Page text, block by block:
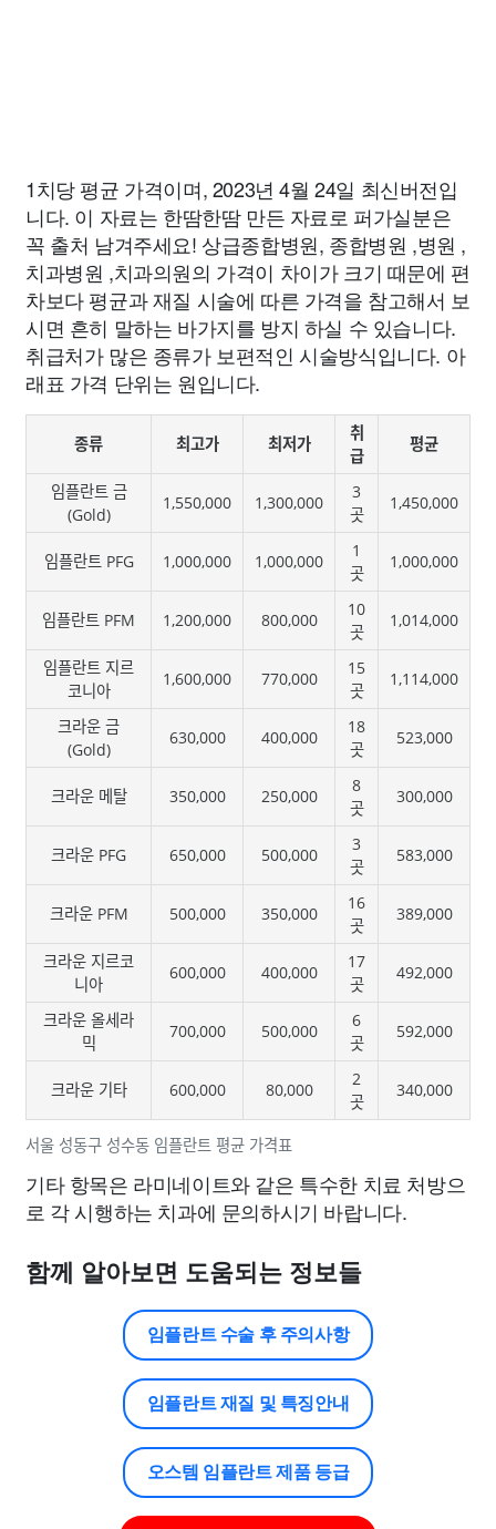
1치당 평균 가격이며, 2023년 4월 24일 최신버전입
니다. 이 자료는 한땀한땀 만든 자료로 퍼가실분은
꼭 출처 남겨주세요! 상급종합병원, 종합병원 ,병원 ,
치과병원 ,치과의원의 가격이 차이가 크기 때문에 편
차보다 평균과 재질 시술에 따른 가격을 참고해서 보
시면 흔히 말하는 바가지를 방지 하실 수 있습니다.
취급처가 많은 종류가 보편적인 시술방식입니다. 아
래표 가격 단위는 원입니다.
서울 성동구 성수동 임플란트 평균 가격표
종류 최고가 최저가
취
급
평균
임플란트 금
(Gold)
1,550,000 1,300,000
3
곳
1,450,000
임플란트 PFG 1,000,000 1,000,000
1
곳
1,000,000
임플란트 PFM 1,200,000 800,000
10
곳
1,014,000
임플란트 지르
코니아
1,600,000 770,000
15
곳
1,114,000
크라운 금
(Gold)
630,000 400,000
18
곳
523,000
크라운 메탈 350,000 250,000
8
곳
300,000
크라운 PFG 650,000 500,000
3
곳
583,000
크라운 PFM 500,000 350,000
16
곳
389,000
크라운 지르코
니아
600,000 400,000
17
곳
492,000
크라운 올세라
믹
700,000 500,000
6
곳
592,000
크라운 기타 600,000 80,000
2
곳
340,000
기타 항목은 라미네이트와 같은 특수한 치료 처방으
로 각 시행하는 치과에 문의하시기 바랍니다.
함께 알아보면 도움되는 정보들
임플란트 수술 후 주의사항
임플란트 재질 및 특징안내
오스템 임플란트 제품 등급